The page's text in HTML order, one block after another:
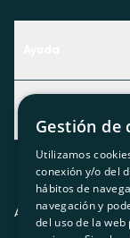
Descubre qué
Contacto
Actualidad
El rincón de la
Prensa
Aviso legalPolítica
Gestión de
Utilizamos
conexión y/o del
hábitos de
navegación y
del uso de la